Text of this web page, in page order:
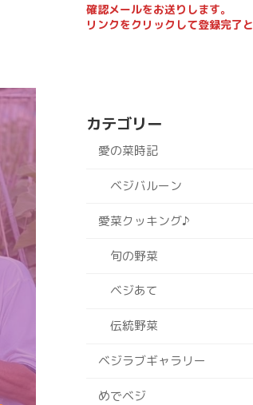
確認メールをお送りします。
リンクをクリックして登録完了と
カテゴリー
愛の菜時記
ベジバルーン
愛菜クッキング♪
旬の野菜
ベジあて
伝統野菜
ベジラブギャラリー
めでベジ